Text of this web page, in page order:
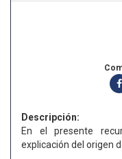
Descripción:
En el presente
explicación del origen